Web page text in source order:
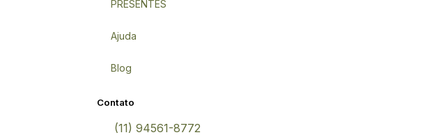
PRESENTES
Ajuda
Blog
Contato
(11) 94561-8772